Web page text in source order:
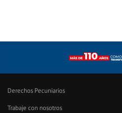
Derechos Pecuniarios
Trabaje con nosotros